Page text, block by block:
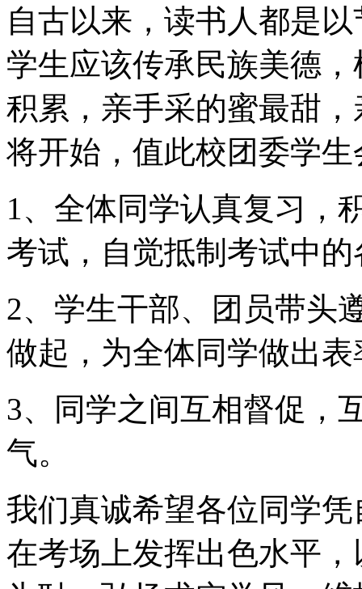
自古以来，读书人都是
学生应该传承民族美德
积累，亲手采的蜜最甜
将开始，值此校团委学
1、全体同学认真复习，
考试，自觉抵制考试中
2、学生干部、团员带头
做起，为全体同学做出表
3、同学之间互相督促，
气。
我们真诚希望各位同学
在考场上发挥出色水平